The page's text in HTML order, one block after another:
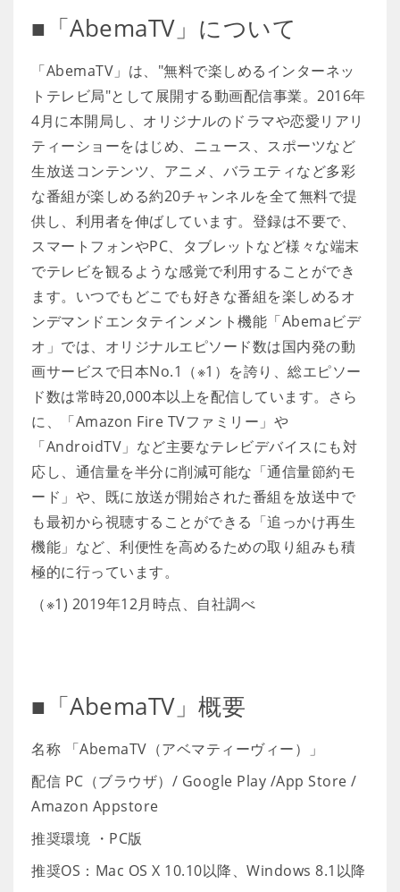
■「AbemaTV」について
「AbemaTV」は、"無料で楽しめるインターネッ
トテレビ局"として展開する動画配信事業。2016年
4月に本開局し、オリジナルのドラマや恋愛リアリ
ティーショーをはじめ、ニュース、スポーツなど
生放送コンテンツ、アニメ、バラエティなど多彩
な番組が楽しめる約20チャンネルを全て無料で提
供し、利用者を伸ばしています。登録は不要で、
スマートフォンやPC、タブレットなど様々な端末
でテレビを観るような感覚で利用することができ
ます。いつでもどこでも好きな番組を楽しめるオ
ンデマンドエンタテインメント機能「Abemaビデ
オ」では、オリジナルエピソード数は国内発の動
画サービスで日本No.1（※1）を誇り、総エピソー
ド数は常時20,000本以上を配信しています。さら
に、「Amazon Fire TVファミリー」や
「AndroidTV」など主要なテレビデバイスにも対
応し、通信量を半分に削減可能な「通信量節約モ
ード」や、既に放送が開始された番組を放送中で
も最初から視聴することができる「追っかけ再生
機能」など、利便性を高めるための取り組みも積
極的に行っています。
（※1) 2019年12月時点、自社調べ
■「AbemaTV」概要
名称 「AbemaTV（アベマティーヴィー）」
配信 PC（ブラウザ）/ Google Play /App Store /
Amazon Appstore
推奨環境 ・PC版
推奨OS：Mac OS X 10.10以降、Windows 8.1以降